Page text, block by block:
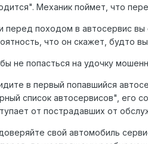
Механик поймет, что
перед походом в автосервис
что он скажет, будто
не попасться на удочку
в первый попавшийся
список автосервисов", его
от пострадавших от
свой автомобиль